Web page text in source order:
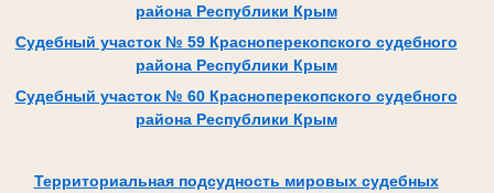
района Республики Крым
Судебный участок № 59 Красноперекопского судебного
района Республики Крым
Судебный участок № 60 Красноперекопского судебного
района Республики Крым
Территориальная подсудность мировых судебных